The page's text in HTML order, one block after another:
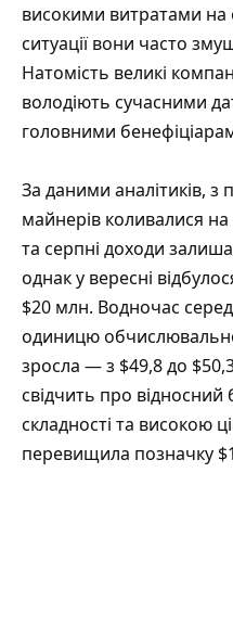
високими витратами на
ситуації вони часто
Натомість великі
володіють сучасними
головними
За даними аналітиків, з
майнерів коливалися на
та серпні доходи
однак у вересні
$20 млн. Водночас
одиницю
зросла — з $49,8 до
свідчить про
складності та високою
перевищила позначку